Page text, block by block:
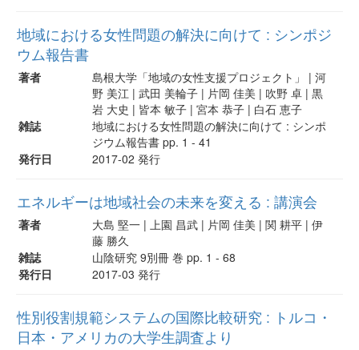
地域における女性問題の解決に向けて : シンポジ
ウム報告書
著者
島根大学「地域の女性支援プロジェクト」 | 河
野 美江 | 武田 美輪子 | 片岡 佳美 | 吹野 卓 | 黒
岩 大史 | 皆本 敏子 | 宮本 恭子 | 白石 恵子
雑誌
地域における女性問題の解決に向けて : シンポ
ジウム報告書 pp. 1 - 41
発行日
2017-02 発行
エネルギーは地域社会の未来を変える : 講演会
著者
大島 堅一 | 上園 昌武 | 片岡 佳美 | 関 耕平 | 伊
藤 勝久
雑誌
山陰研究 9別冊 巻 pp. 1 - 68
発行日
2017-03 発行
性別役割規範システムの国際比較研究 : トルコ・
日本・アメリカの大学生調査より